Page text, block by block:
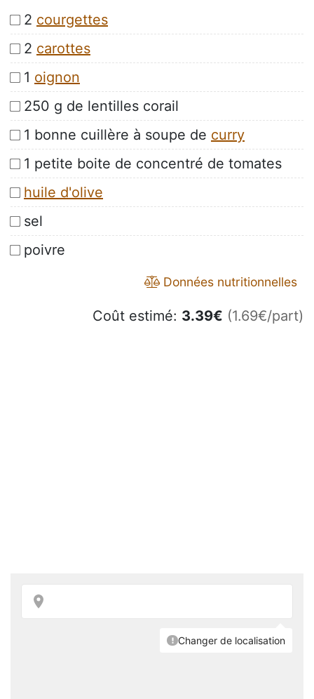
2 courgettes
2 carottes
1 oignon
250 g de lentilles corail
1 bonne cuillère à soupe de curry
1 petite boite de concentré de tomates
huile d'olive
sel
poivre
Données nutritionnelles
Coût estimé: 3.39€ (1.69€/part)